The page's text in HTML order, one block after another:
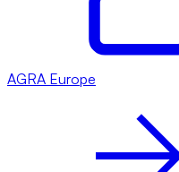
AGRA Europe